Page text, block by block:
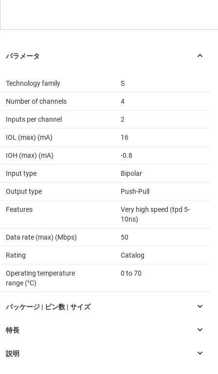
Technology family S
Number of channels 4
Inputs per channel 2
IOL (max) (mA) 16
IOH (max) (mA) -0.8
Input type Bipolar
Output type Push-Pull
Features
Very high speed (tpd 5-
10ns)
Data rate (max) (Mbps) 50
Rating Catalog
Operating temperature
range (°C)
0 to 70